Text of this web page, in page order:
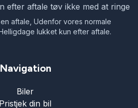
efter aftale tøv ikke med at ringe
aftale, Udenfor vores normale
lukket kun efter aftale.
Navigation
Biler
Pristjek din bil